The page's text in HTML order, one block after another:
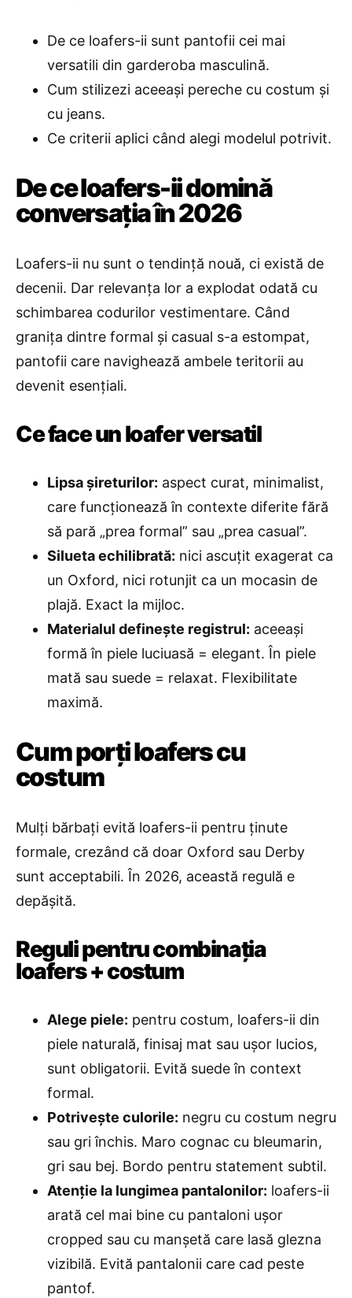
De ce loafers-ii sunt pantofii cei mai
versatili din garderoba masculină.
Cum stilizezi aceeași pereche cu costum și
cu jeans.
Ce criterii aplici când alegi modelul potrivit.
De ce loafers-ii domină
conversația în 2026
Loafers-ii nu sunt o tendință nouă, ci există de
decenii. Dar relevanța lor a explodat odată cu
schimbarea codurilor vestimentare. Când
granița dintre formal și casual s-a estompat,
pantofii care navighează ambele teritorii au
devenit esențiali.
Ce face un loafer versatil
Lipsa șireturilor: aspect curat, minimalist,
care funcționează în contexte diferite fără
să pară „prea formal” sau „prea casual”.
Silueta echilibrată: nici ascuțit exagerat ca
un Oxford, nici rotunjit ca un mocasin de
plajă. Exact la mijloc.
Materialul definește registrul: aceeași
formă în piele luciuasă = elegant. În piele
mată sau suede = relaxat. Flexibilitate
maximă.
Cum porți loafers cu
costum
Mulți bărbați evită loafers-ii pentru ținute
formale, crezând că doar Oxford sau Derby
sunt acceptabili. În 2026, această regulă e
depășită.
Reguli pentru combinația
loafers + costum
Alege piele: pentru costum, loafers-ii din
piele naturală, finisaj mat sau ușor lucios,
sunt obligatorii. Evită suede în context
formal.
Potrivește culorile: negru cu costum negru
sau gri închis. Maro cognac cu bleumarin,
gri sau bej. Bordo pentru statement subtil.
Atenție la lungimea pantalonilor: loafers-ii
arată cel mai bine cu pantaloni ușor
cropped sau cu manșetă care lasă glezna
vizibilă. Evită pantalonii care cad peste
pantof.